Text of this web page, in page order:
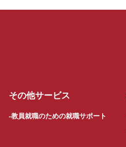
その他サービス
教員就職のための就職サポート